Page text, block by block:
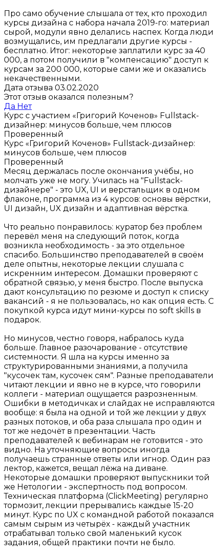
Про само обучение слышала от тех, кто проходил
курсы дизайна с набора начала 2019-го: материал
сырой, модули явно делались наспех. Когда люди
возмущались, им предлагали другие курсы -
бесплатно. Итог: некоторые заплатили курс за 40
000, а потом получили в "компенсацию" доступ к
курсам за 200 000, которые сами же и оказались
некачественными.
Дата отзыва 03.02.2020
Этот отзыв оказался полезным?
Да Нет
Курс с участием «Григорий Коченов» Fullstack-
дизайнер: минусов больше, чем плюсов
Проверенный
Курс «Григорий Коченов» Fullstack-дизайнер:
минусов больше, чем плюсов
Проверенный
Месяц держалась после окончания учёбы, но
молчать уже не могу. Училась на "Fullstack-
дизайнере" - это UX, UI и верстальщик в одном
флаконе, программа из 4 курсов: основы вёрстки,
UI дизайн, UX дизайн и адаптивная вёрстка.
Что реально понравилось: куратор без проблем
перевёл меня на следующий поток, когда
возникла необходимость - за это отдельное
спасибо. Большинство преподавателей в своём
деле опытны, некоторые лекции слушала с
искренним интересом. Домашки проверяют с
обратной связью, у меня быстро. После выпуска
дают консультацию по резюме и доступ к списку
вакансий - я не пользовалась, но как опция есть. С
покупкой курса идут мини-курсы по soft skills в
подарок.
Но минусов, честно говоря, набралось куда
больше. Главное разочарование - отсутствие
системности. Я шла на курсы именно за
структурированными знаниями, а получила
"кусочек там, кусочек сям". Разные преподаватели
читают лекции и явно не в курсе, что говорили
коллеги - материал ощущается разрозненным.
Ошибки в методичках и слайдах не исправляются
вообще: я была на одной и той же лекции у двух
разных потоков, и оба раза слышала про один и
тот же недочёт в презентации. Часть
преподавателей к вебинарам не готовится - это
видно. На уточняющие вопросы иногда
получаешь странные ответы или игнор. Один раз
лектор, кажется, вещал лёжа на диване.
Некоторые домашки проверяют выпускники той
же Нетологии - экспертность под вопросом.
Техническая платформа (ClickMeeting) регулярно
тормозит, лекции прерывались каждые 15-20
минут. Курс по UX с командной работой показался
самым сырым из четырёх - каждый участник
отрабатывал только свой маленький кусок
задания, общей практики почти не было.